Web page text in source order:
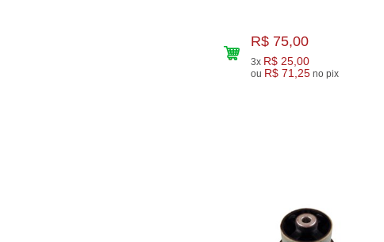
R$ 75,00
3x R$ 25,00
ou R$ 71,25 no pix